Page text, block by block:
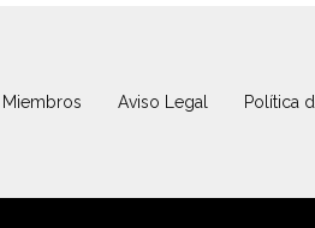
Miembros Aviso Legal Política